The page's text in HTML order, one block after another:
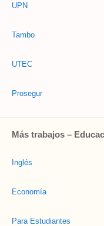
UPN
Tambo
UTEC
Prosegur
Más trabajos –
Inglés
Economía
Para Estudiantes